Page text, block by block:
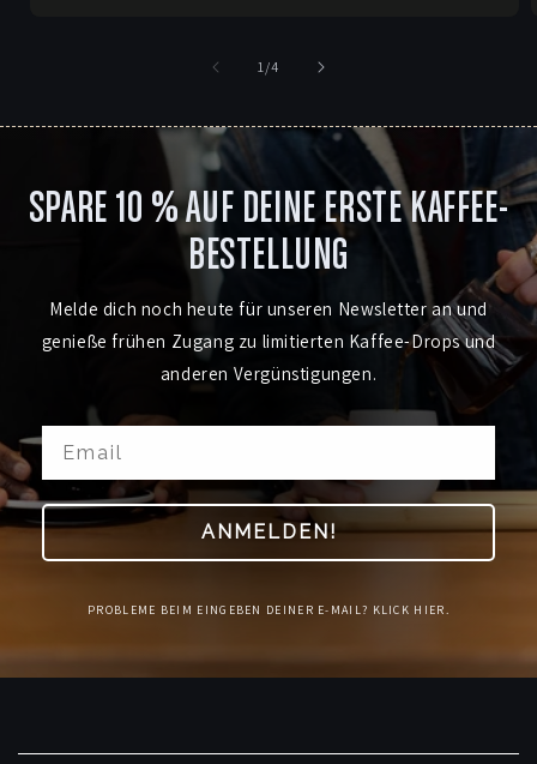
1/von
4
SPARE 10 % AUF DEINE ERSTE KAFFEE-
BESTELLUNG
Melde dich noch heute für unseren Newsletter an und
genieße frühen Zugang zu limitierten Kaffee-Drops und
anderen Vergünstigungen.
ANMELDEN!
PROBLEME BEIM EINGEBEN DEINER E-MAIL? KLICK HIER.